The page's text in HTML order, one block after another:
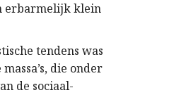
erbarmelijk klein
tendens was
die onder
de sociaal-